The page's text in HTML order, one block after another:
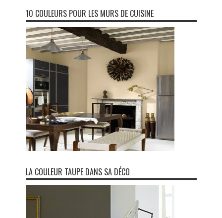
10 COULEURS POUR LES MURS DE CUISINE
LA COULEUR TAUPE DANS SA DÉCO